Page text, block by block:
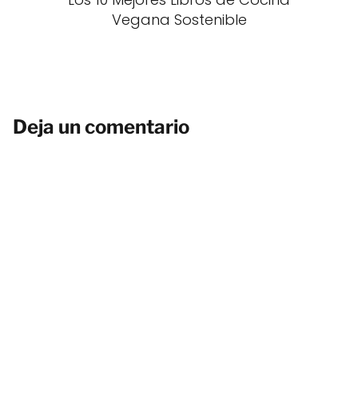
Vegana Sostenible
Deja un comentario